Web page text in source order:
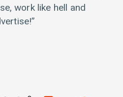
work like hell and